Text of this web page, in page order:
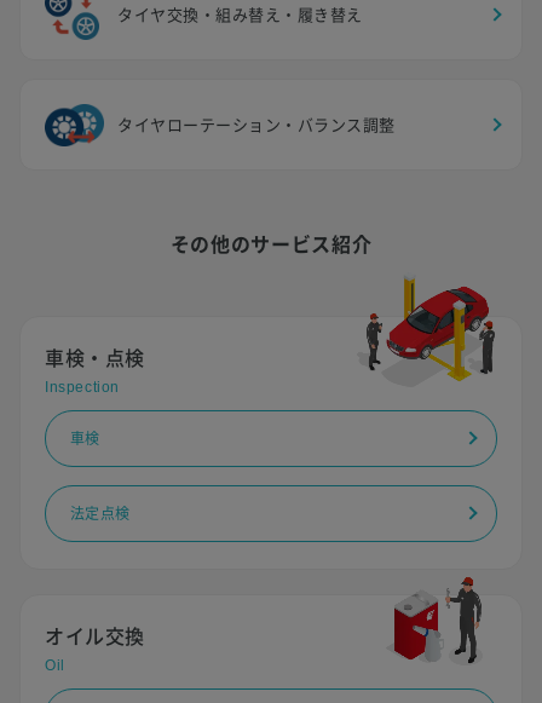
タイヤ交換・組み替え・履き替え
タイヤローテーション・バランス調整
その他のサービス紹介
車検・点検
Inspection
車検
法定点検
オイル交換
Oil